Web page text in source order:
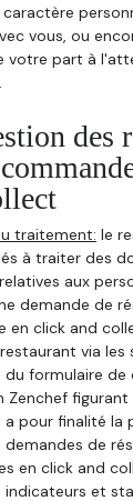
vous, ou
votre part à
des
traitement: le
à traiter des
aux
demande de
en click and
via les
du formulaire de
Zenchef figurant
pour finalité la
demandes de
en click and
indicateurs et